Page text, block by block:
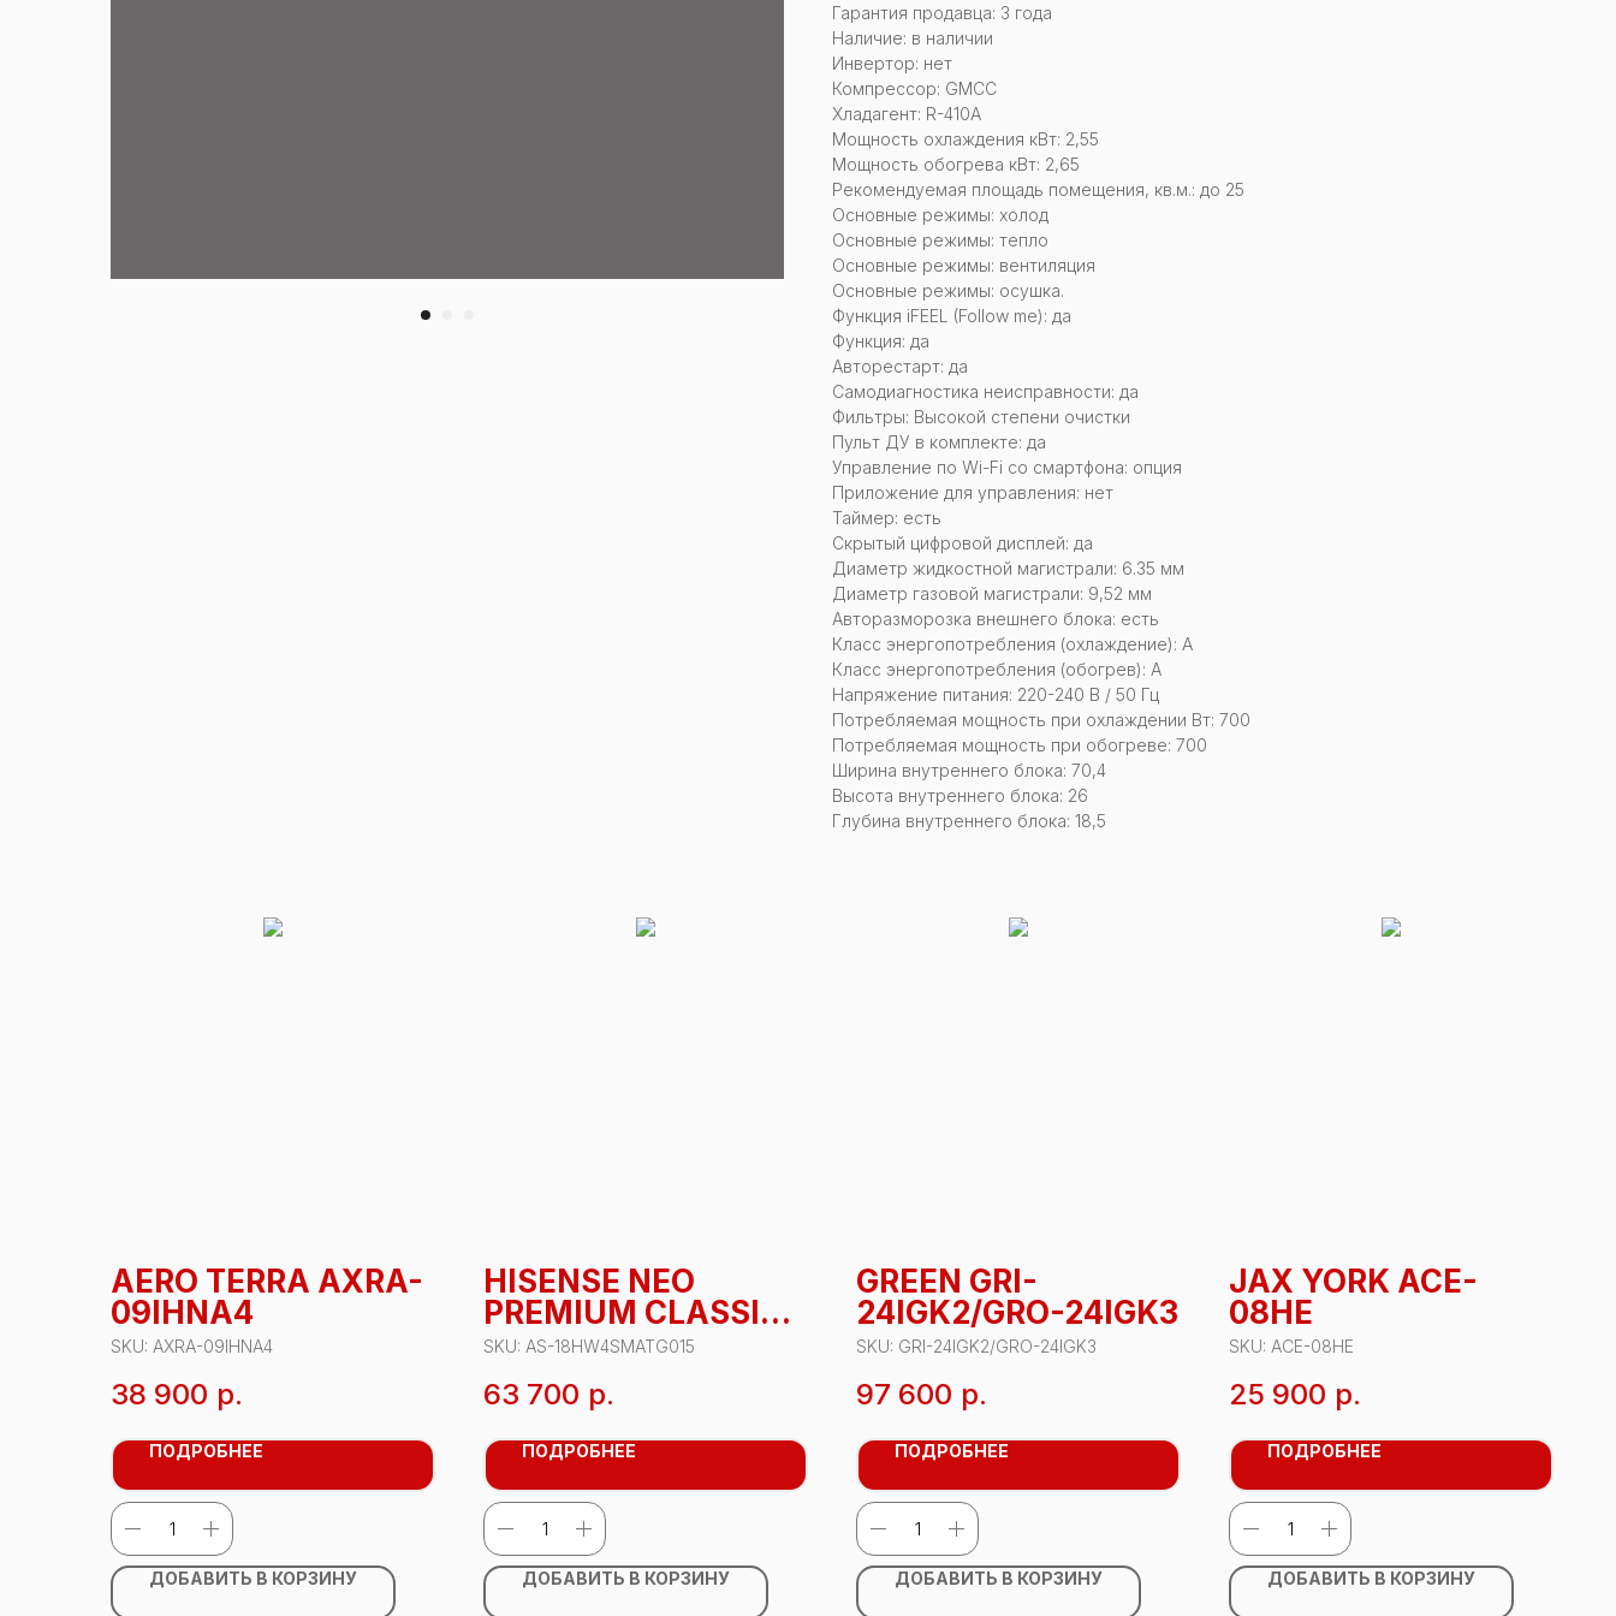
Гарантия продавца: 3 года
Наличие: в наличии
Инвертор: нет
Компрессор: GMCC
Хладагент: R-410A
Мощность охлаждения кВт: 2,55
Мощность обогрева кВт: 2,65
Рекомендуемая площадь помещения, кв.м.: до 25
Основные режимы: холод
Основные режимы: тепло
Основные режимы: вентиляция
Основные режимы: осушка.
Функция iFEEL (Follow me): да
Функция: да
Авторестарт: да
Самодиагностика неисправности: да
Фильтры: Высокой степени очистки
Пульт ДУ в комплекте: да
Управление по Wi-Fi со смартфона: опция
Приложение для управления: нет
Таймер: есть
Скрытый цифровой дисплей: да
Диаметр жидкостной магистрали: 6.35 мм
Диаметр газовой магистрали: 9,52 мм
Авторазморозка внешнего блока: есть
Класс энергопотребления (охлаждение): А
Класс энергопотребления (обогрев): А
Напряжение питания: 220-240 В / 50 Гц
Потребляемая мощность при охлаждении Вт: 700
Потребляемая мощность при обогреве: 700
Ширина внутреннего блока: 70,4
Высота внутреннего блока: 26
Глубина внутреннего блока: 18,5
AERO TERRA AXRA-
09IHNA4
SKU: AXRA-09IHNA4
38 900 р.
ПОДРОБНЕЕ
ДОБАВИТЬ В КОРЗИНУ
HISENSE NEO
PREMIUM CLASSIC
A AS-
18HW4SMATG015
SKU: AS-18HW4SMATG015
63 700 р.
ПОДРОБНЕЕ
ДОБАВИТЬ В КОРЗИНУ
GREEN GRI-
24IGK2/GRO-24IGK3
SKU: GRI-24IGK2/GRO-24IGK3
97 600 р.
ПОДРОБНЕЕ
ДОБАВИТЬ В КОРЗИНУ
JAX YORK ACE-
08HE
SKU: ACE-08HE
25 900 р.
ПОДРОБНЕЕ
ДОБАВИТЬ В КОРЗИНУ